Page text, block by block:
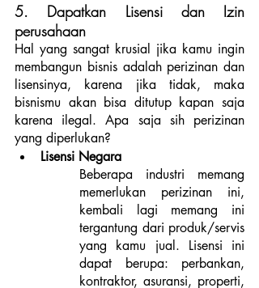
5. Dapatkan Lisensi dan Izin
perusahaan
Hal yang sangat krusial jika kamu ingin
membangun bisnis adalah perizinan dan
lisensinya, karena jika tidak, maka
bisnismu akan bisa ditutup kapan saja
karena ilegal. Apa saja sih perizinan
yang diperlukan?
Lisensi Negara
Beberapa industri memang
memerlukan perizinan ini,
kembali lagi memang ini
tergantung dari produk/servis
yang kamu jual. Lisensi ini
dapat berupa: perbankan,
kontraktor, asuransi, properti,